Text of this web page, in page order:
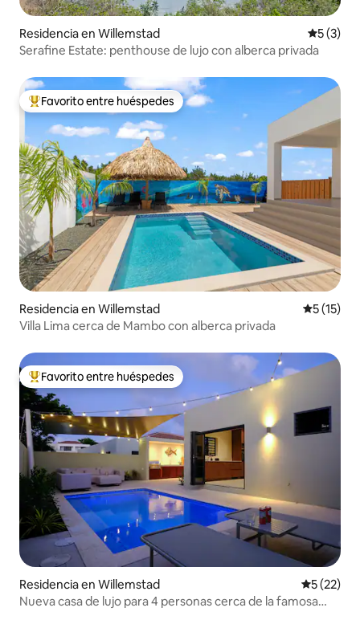
Residencia en Willemstad
5 (3)
Serafine Estate: penthouse de lujo con alberca privada
De los mejores en Favorito entre huéspedes
Favorito entre huéspedes
Residencia en Willemstad
5 (15)
Villa Lima cerca de Mambo con alberca privada
De los mejores en Favorito entre huéspedes
Favorito entre huéspedes
Residencia en Willemstad
5 (22)
Nueva casa de lujo para 4 personas cerca de la famosa